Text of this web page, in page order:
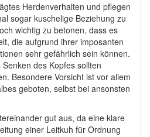
Herdenverhalten und pflegen
sogar kuschelige Beziehung zu
wichtig zu betonen, dass es
die aufgrund ihrer imposanten
sehr gefährlich sein können.
des Kopfes sollten
Besondere Vorsicht ist vor allem
geboten, selbst bei ansonsten
gut aus, da eine klare
einer Leitkuh für Ordnung